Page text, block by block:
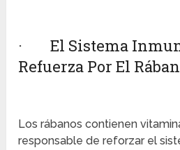
· El Sistema
Refuerza Por El
Los rábanos contienen
responsable de reforzar el